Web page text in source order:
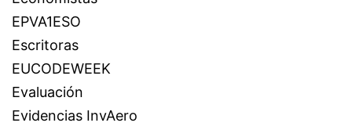
EPVA1ESO
Escritoras
EUCODEWEEK
Evaluación
Evidencias InvAero